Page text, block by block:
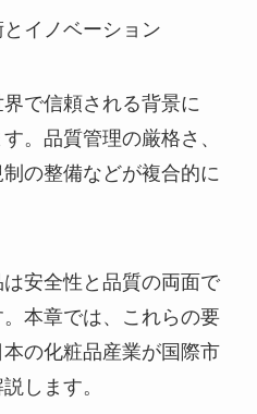
イノベーション
で信頼される背景に
。品質管理の厳格さ、
の整備などが複合的に
安全性と品質の両面で
本章では、これらの要
の化粧品産業が国際市
します。